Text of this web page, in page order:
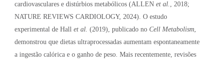
cardiovasculares e distúrbios metabólicos (ALLEN et al. , 2018;
NATURE REVIEWS CARDIOLOGY, 2024). O estudo
experimental de Hall et al. (2019), publicado no Cell Metabolism,
demonstrou que dietas ultraprocessadas aumentam espontaneamente
a ingestão calórica e o ganho de peso. Mais recentemente, revisões